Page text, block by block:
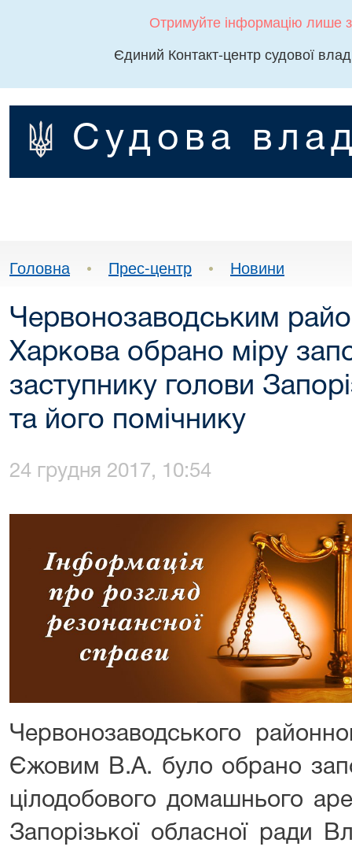
Отримуйте інформацію лише
Єдиний Контакт-центр судової
Судова
Головна • Прес-центр • Новини
Червонозаводським
Харкова обрано міру
заступнику голови
та його помічнику
24 грудня 2017, 10:54
Червонозаводського
Єжовим В.А. було обрано
цілодобового домашнього
Запорізької обласної ради